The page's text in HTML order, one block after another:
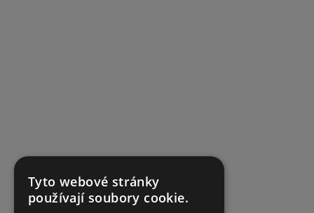
Tyto webové stránky
používají soubory cookie.